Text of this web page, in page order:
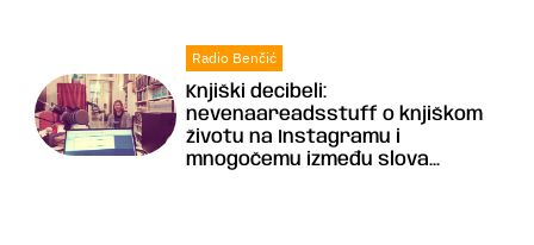
Radio Benčić
Knjiški decibeli:
nevenaareadsstuff o knjiškom
životu na Instagramu i
mnogočemu između slova...